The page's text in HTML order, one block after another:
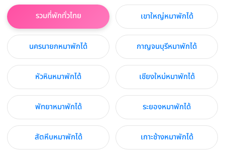
รวมที่พักทั่วไทย เขาใหญ่หมาพักได้
นครนายกหมาพักได้ กาญจนบุรีหมาพักได้
หัวหินหมาพักได้ เชียงใหม่หมาพักได้
พัทยาหมาพักได้ ระยองหมาพักได้
สัตหีบหมาพักได้ เกาะช้างหมาพักได้